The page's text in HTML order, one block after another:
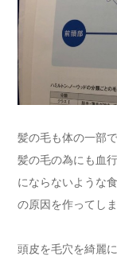
髪の毛も体の一部
髪の毛の為にも血
にならないような
の原因を作ってしま
頭皮を毛穴を綺麗